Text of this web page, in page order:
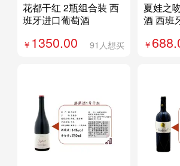
花都干红 2瓶组合装 西
班牙进口葡萄酒
1350.00 91人想买
夏娃之
酒 西班